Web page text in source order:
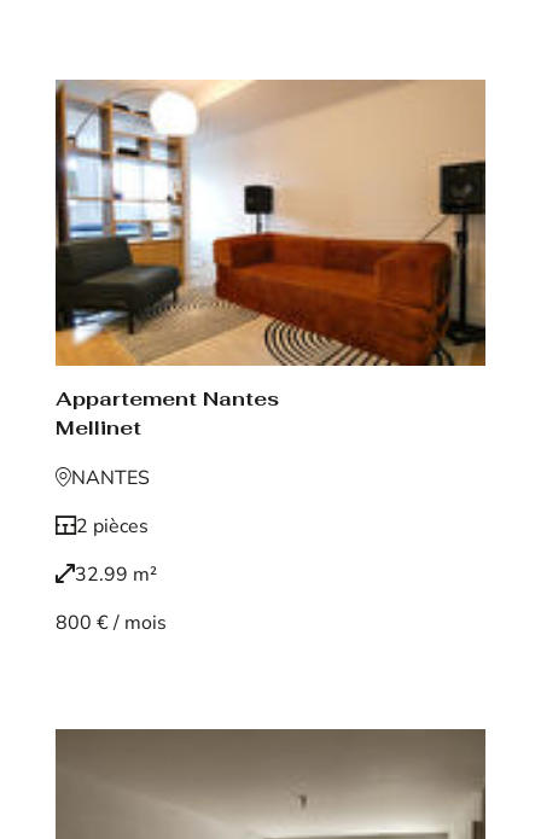
Appartement Nantes
Mellinet
NANTES
2 pièces
32.99 m²
800 € / mois